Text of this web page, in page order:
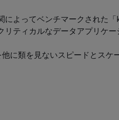
よってベンチマークされた「
ティカルなデータアプリケ
に類を見ないスピードとス